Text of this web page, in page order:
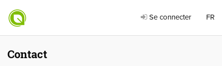
Se connecter FR
Contact